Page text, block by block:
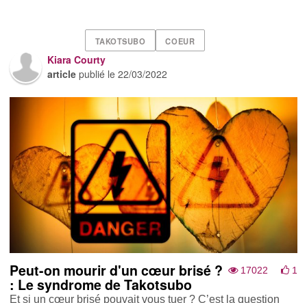
TAKOTSUBO COEUR
Kiara Courty
article publié le22/03/2022
17022 1
Peut-on mourir d'un cœur brisé ?
: Le syndrome de Takotsubo
Et si un cœur brisé pouvait vous tuer ? C’est la question